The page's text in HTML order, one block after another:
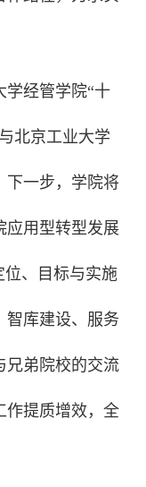
学经管学院“十
北京工业大学
下一步，学院将
应用型转型发展
位、目标与实施
智库建设、服务
兄弟院校的交流
作提质增效，全